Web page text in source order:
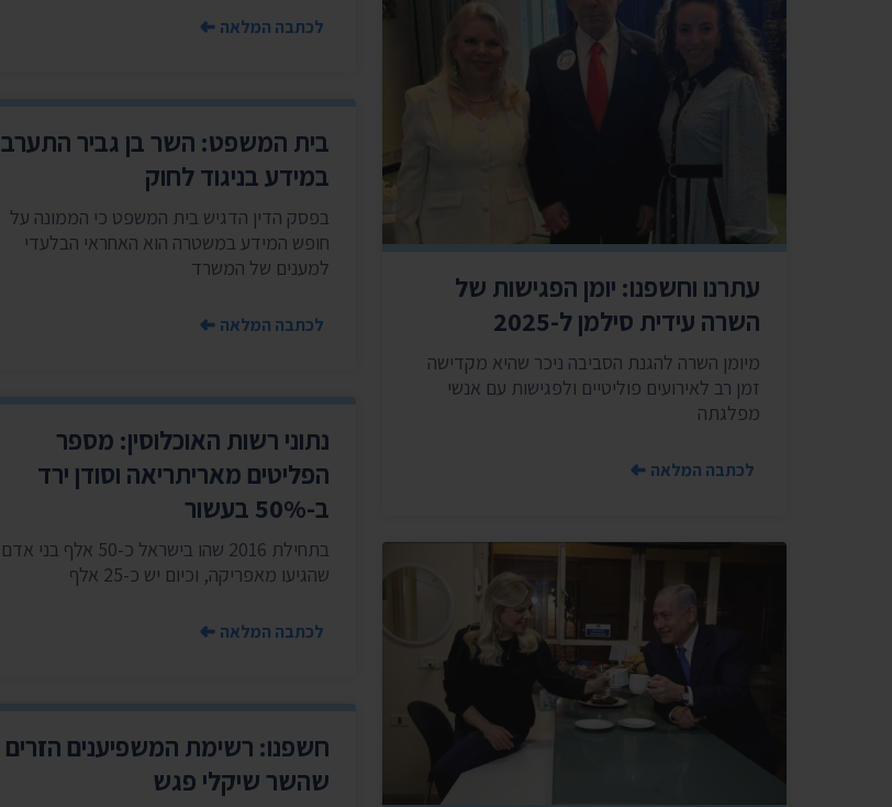
עתרנו וחשפנו: יומן הפגישות של
השרה עידית סילמן ל-2025
מיומן השרה להגנת הסביבה ניכר שהיא מקדישה
זמן רב לאירועים פוליטיים ולפגישות עם אנשי
מפלגתה
לכתבה המלאה
לכתבה המלאה
בית המשפט: השר בן גביר התערב
במידע בניגוד לחוק
בפסק הדין הדגיש בית המשפט כי הממונה על
חופש המידע במשטרה הוא האחראי הבלעדי
למענים של המשרד
לכתבה המלאה
נתוני רשות האוכלוסין: מספר
הפליטים מאריתריאה וסודן ירד
ב-50% בעשור
בתחילת 2016 שהו בישראל כ-50 אלף בני אדם
שהגיעו מאפריקה, וכיום יש כ-25 אלף
לכתבה המלאה
חשפנו: רשימת המשפיענים הזרים
שהשר שיקלי פגש